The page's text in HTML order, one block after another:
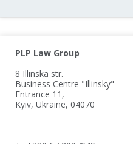
PLP Law Group
8 Illinska str.
Business Centre "Illinsky"
Entrance 11,
Kyiv, Ukraine, 04070